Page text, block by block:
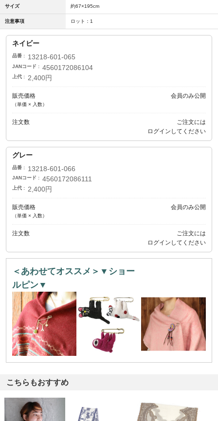
サイズ 約67×195cm
注意事項 ロット：1
ネイビー
品番 13218-601-065
JANコード 4560172086104
上代 2,400円
販売価格
（単価 × 入数）
会員のみ公開
注文数
ご注文には
ログイン してください
グレー
品番 13218-601-066
JANコード 4560172086111
上代 2,400円
販売価格
（単価 × 入数）
会員のみ公開
注文数
ご注文には
ログイン してください
＜あわせてオススメ＞▼ショー
ルピン▼
こちらもおすすめ